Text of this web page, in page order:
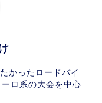
かったロードバイ
ロ系の大会を中心